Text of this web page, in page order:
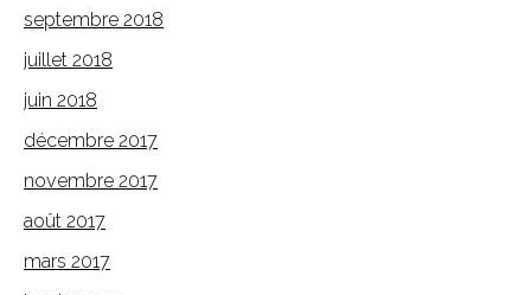
septembre 2018
juillet 2018
juin 2018
décembre 2017
novembre 2017
août 2017
mars 2017